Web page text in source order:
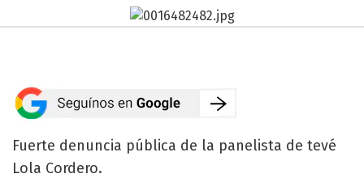
Fuerte denuncia pública de la panelista de tevé
Lola Cordero.